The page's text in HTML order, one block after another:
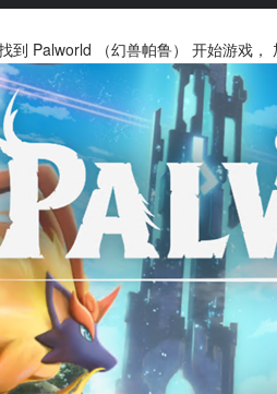
到 Palworld （幻兽帕鲁） 开始游戏